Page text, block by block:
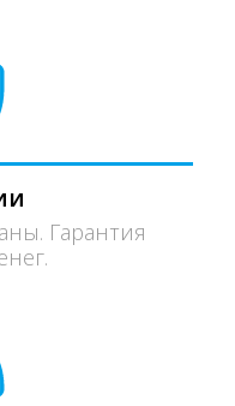
Гарантия